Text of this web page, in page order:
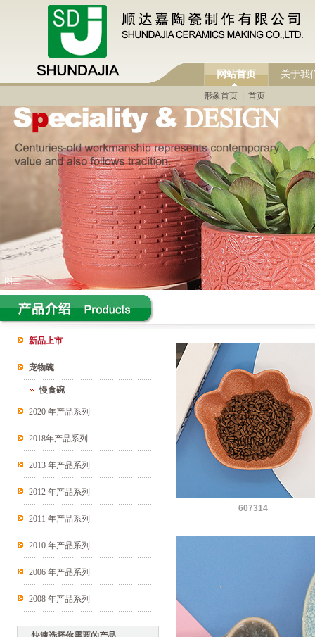
网站首页 关于我
形象首页 首页
图二
新品上市
宠物碗
慢食碗
2020 年产品系列
2018年产品系列
2013 年产品系列
2012 年产品系列
2011 年产品系列
2010 年产品系列
2006 年产品系列
2008 年产品系列
607314